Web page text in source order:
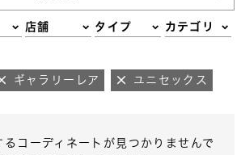
店舗 タイプ カテゴリ
ギャラリーレア ユニセックス
コーディネートが見つかりませんで